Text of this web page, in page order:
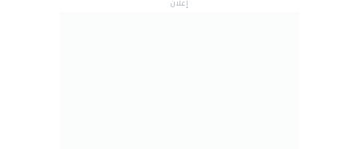
إعلان